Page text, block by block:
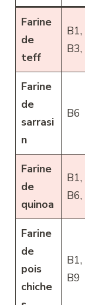
Farine
de
teff
B3,
Farine
de
sarrasi
n
B6
Farine
de
quinoa
B6,
Farine
de
pois
chiche
B9